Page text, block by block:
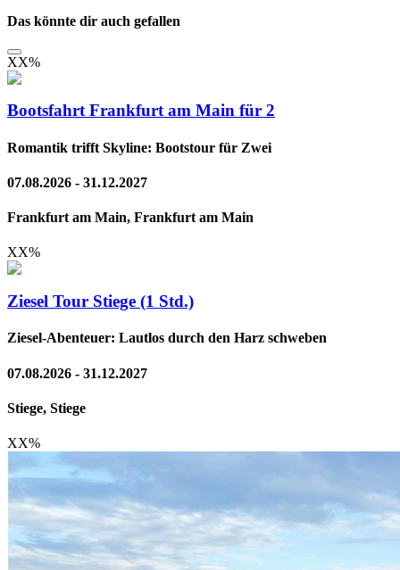
Das könnte dir auch gefallen
XX%
Bootsfahrt Frankfurt am Main für 2
Romantik trifft Skyline: Bootstour für Zwei
07.08.2026 - 31.12.2027
Frankfurt am Main, Frankfurt am Main
XX%
Ziesel Tour Stiege (1 Std.)
Ziesel-Abenteuer: Lautlos durch den Harz schweben
07.08.2026 - 31.12.2027
Stiege, Stiege
XX%